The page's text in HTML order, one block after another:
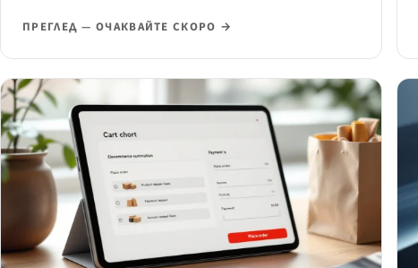
ПРЕГЛЕД — ОЧАКВАЙТЕ СКОРО →